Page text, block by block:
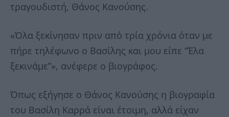
τραγουδιστή, Θάνος Κανούσης.
«Όλα ξεκίνησαν πριν από τρία χρόνια όταν με
πήρε τηλέφωνο ο Βασίλης και μου είπε “Έλα
ξεκινάμε”», ανέφερε ο βιογράφος.
Όπως εξήγησε ο Θάνος Κανούσης η βιογραφία
του Βασίλη Καρρά είναι έτοιμη, αλλά είχαν